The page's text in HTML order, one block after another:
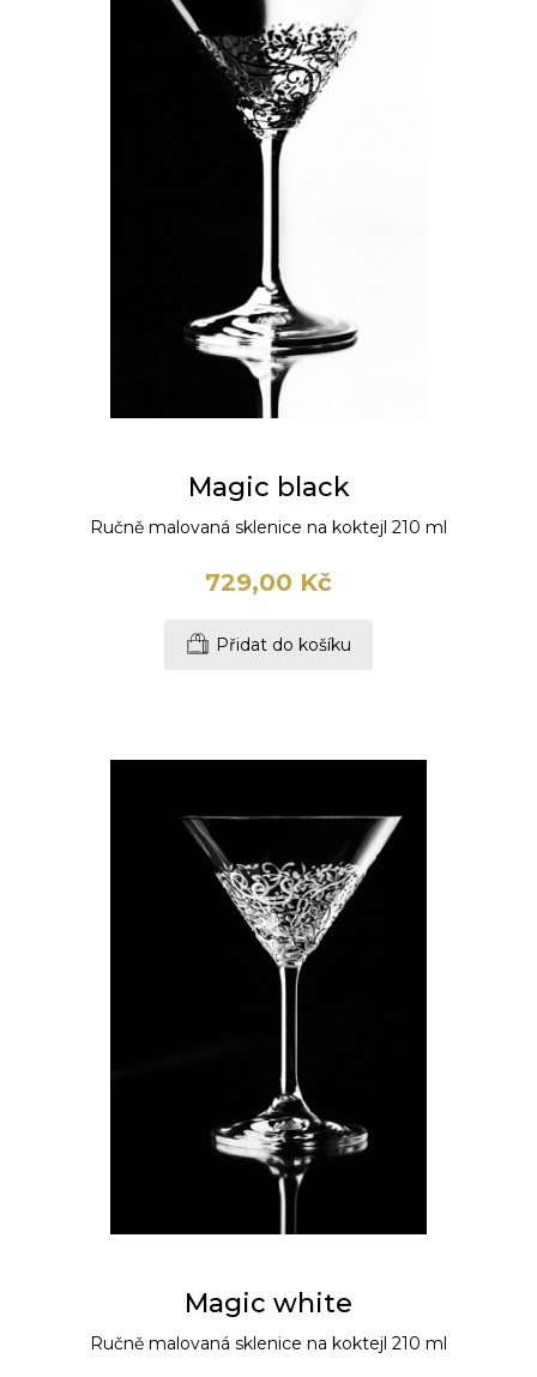
Magic black
Ručně malovaná sklenice na koktejl 210 ml
729,00 Kč
Přidat do košíku
Magic white
Ručně malovaná sklenice na koktejl 210 ml